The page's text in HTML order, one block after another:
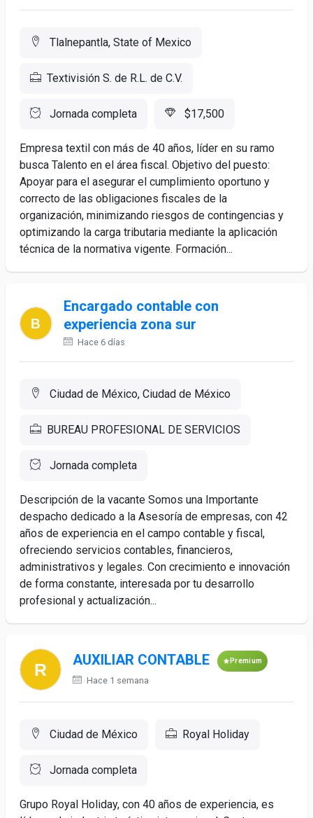
Tlalnepantla, State of Mexico
Textivisión S. de R.L. de C.V.
Jornada completa $17,500
Empresa textil con más de 40 años, líder en su ramo
busca Talento en el área fiscal. Objetivo del puesto:
Apoyar para el asegurar el cumplimiento oportuno y
correcto de las obligaciones fiscales de la
organización, minimizando riesgos de contingencias y
optimizando la carga tributaria mediante la aplicación
técnica de la normativa vigente. Formación...
Encargado contable con
experiencia zona sur
Hace 6 días
Ciudad de México, Ciudad de México
BUREAU PROFESIONAL DE SERVICIOS
Jornada completa
Descripción de la vacante Somos una Importante
despacho dedicado a la Asesoría de empresas, con 42
años de experiencia en el campo contable y fiscal,
ofreciendo servicios contables, financieros,
administrativos y legales. Con crecimiento e innovación
de forma constante, interesada por tu desarrollo
profesional y actualización...
AUXILIAR CONTABLE Premium
Hace 1 semana
Ciudad de México Royal Holiday
Jornada completa
Grupo Royal Holiday, con 40 años de experiencia, es